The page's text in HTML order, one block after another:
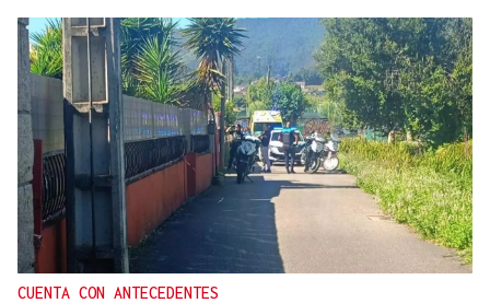
CUENTA CON ANTECEDENTES